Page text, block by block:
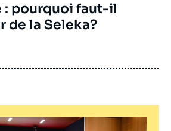
: pourquoi faut-il
de la Seleka?